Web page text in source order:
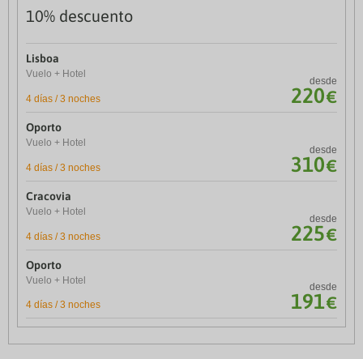
10% descuento
Lisboa
Vuelo + Hotel
4 días / 3 noches
desde
220€
Oporto
Vuelo + Hotel
4 días / 3 noches
desde
310€
Cracovia
Vuelo + Hotel
4 días / 3 noches
desde
225€
Oporto
Vuelo + Hotel
4 días / 3 noches
desde
191€
Venecia, Florencia y Roma
Descubre con este recorrido te ofrecemos la posibilidad de
descubrir tres de las más bellas ciudades italianas.
1.036€ RESERVA YA